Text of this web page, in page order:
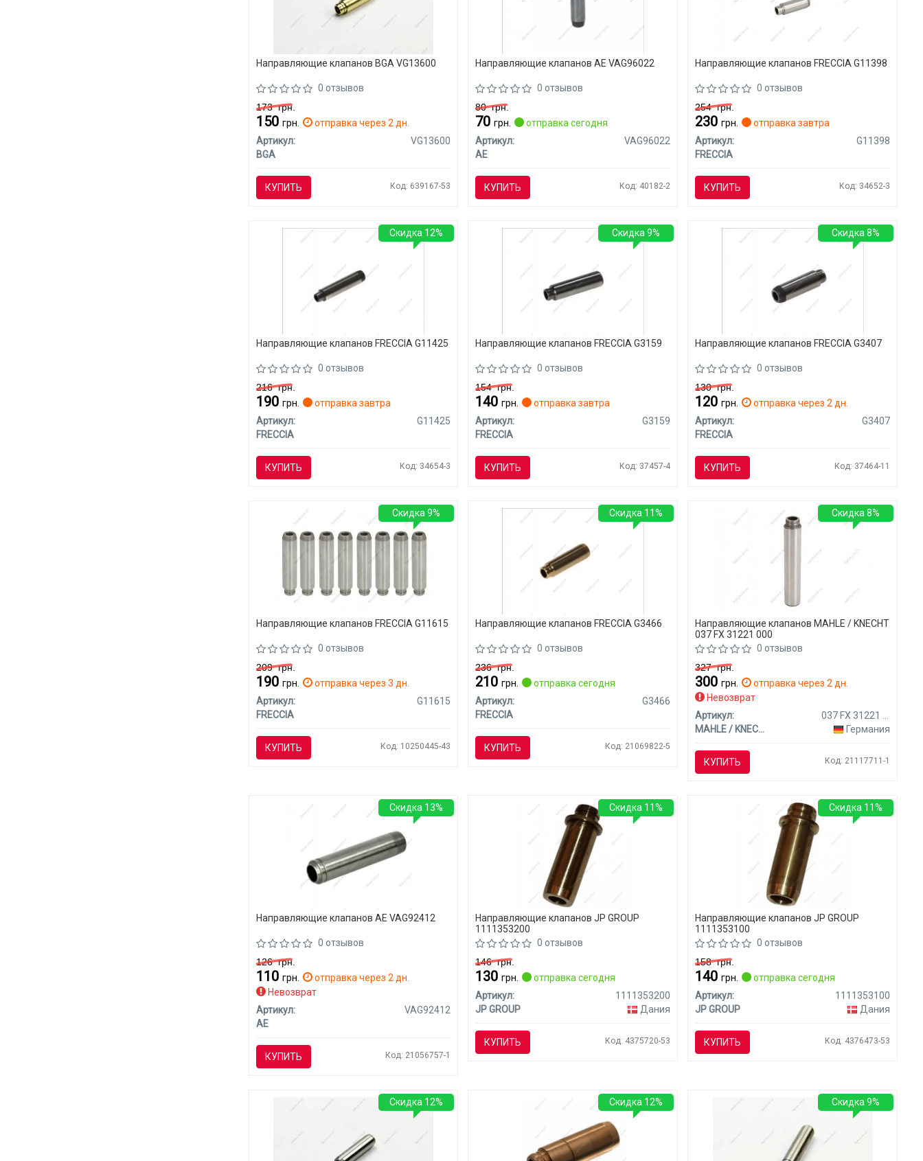
Направляющие клапанов BGA VG13600
0 отзывов
173грн.
150 грн.
отправка через 2 дн.
Артикул:
VG13600
BGA
КУПИТЬ Код: 639167-53
Направляющие клапанов AE VAG96022
0 отзывов
80грн.
70грн.
отправка сегодня
Артикул:
VAG96022
AE
КУПИТЬ Код: 40182-2
Направляющие клапанов FRECCIA G11398
0 отзывов
254грн.
230грн.
отправка завтра
Артикул:
G11398
FRECCIA
КУПИТЬ Код: 34652-3
Направляющие клапанов FRECCIA G11425
0 отзывов
216грн.
190 грн.
отправка завтра
Артикул:
G11425
FRECCIA
КУПИТЬ Код: 34654-3
Скидка 12%
Направляющие клапанов FRECCIA G3159
0 отзывов
154грн.
140грн.
отправка завтра
Артикул:
G3159
FRECCIA
КУПИТЬ Код: 37457-4
Скидка 9%
Направляющие клапанов FRECCIA G3407
0 отзывов
130грн.
120грн.
отправка через 2 дн.
Артикул:
G3407
FRECCIA
КУПИТЬ Код: 37464-11
Скидка 8%
Направляющие клапанов FRECCIA G11615
0 отзывов
209грн.
190 грн.
отправка через 3 дн.
Артикул:
G11615
FRECCIA
КУПИТЬ Код: 10250445-43
Скидка 9%
Направляющие клапанов FRECCIA G3466
0 отзывов
236грн.
210грн.
отправка сегодня
Артикул:
G3466
FRECCIA
КУПИТЬ Код: 21069822-5
Скидка 11%
Направляющие клапанов MAHLE / KNECHT
037 FX 31221 000
0 отзывов
327грн.
300грн.
отправка через 2 дн.
Невозврат
Артикул:
037 FX 31221 000
MAHLE / KNECHT
Германия
КУПИТЬ Код: 21117711-1
Скидка 8%
Направляющие клапанов AE VAG92412
0 отзывов
126грн.
110 грн.
отправка через 2 дн.
Невозврат
Артикул:
VAG92412
AE
КУПИТЬ Код: 21056757-1
Скидка 13%
Направляющие клапанов JP GROUP
1111353200
0 отзывов
146грн.
130грн.
отправка сегодня
Артикул:
1111353200
JP GROUP
Дания
КУПИТЬ Код: 4375720-53
Скидка 11%
Направляющие клапанов JP GROUP
1111353100
0 отзывов
158грн.
140грн.
отправка сегодня
Артикул:
1111353100
JP GROUP
Дания
КУПИТЬ Код: 4376473-53
Скидка 11%
Скидка 12% Скидка 12% Скидка 9%